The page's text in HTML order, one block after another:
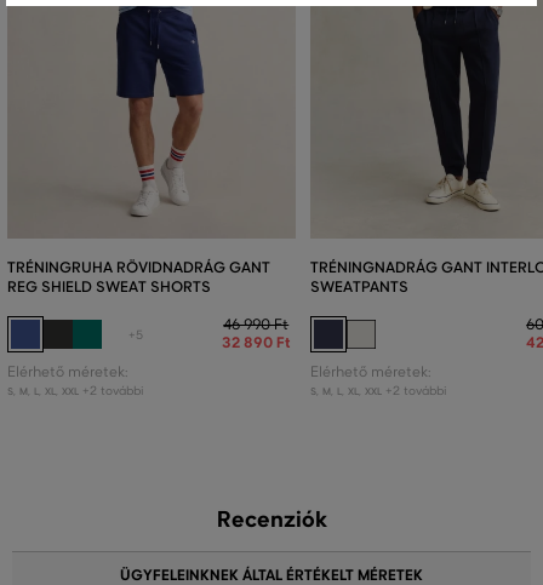
TRÉNINGRUHA RÖVIDNADRÁG GANT
REG SHIELD SWEAT SHORTS
+5
46 990 Ft
32 890 Ft
Elérhető méretek:
S M L XL XXL +2 további
TRÉNINGNADRÁG GANT
SWEATPANTS
Elérhető méretek:
S M L XL XXL +2 további
Recenziók
ÜGYFELEINKNEK ÁLTAL ÉRTÉKELT MÉRETEK